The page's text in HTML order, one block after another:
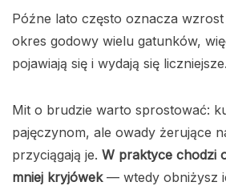
Późne lato często oznacza
okres godowy wielu gatunków,
pojawiają się i wydają się liczniejsze.
Mit o brudzie warto sprostować:
pajęczynom, ale owady żerujące
przyciągają je. W praktyce chodzi
mniej kryjówek— wtedy obniżysz